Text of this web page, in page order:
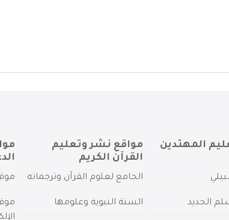
المهتدين
الجديد
مواقع نشر وتعليم
القرآن الكريم
الجامع لعلوم القرآن وترجماته
السنة النبوية وعلومها